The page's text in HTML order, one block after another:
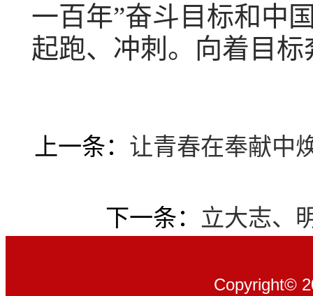
一百年”奋斗目标和中
起跑、冲刺。向着目
上一条： 让青春在奉献中
下一条： 立大志、
Copyright©